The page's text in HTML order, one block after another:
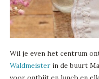
Wil je even het centrum
Waldmeister in de buurt